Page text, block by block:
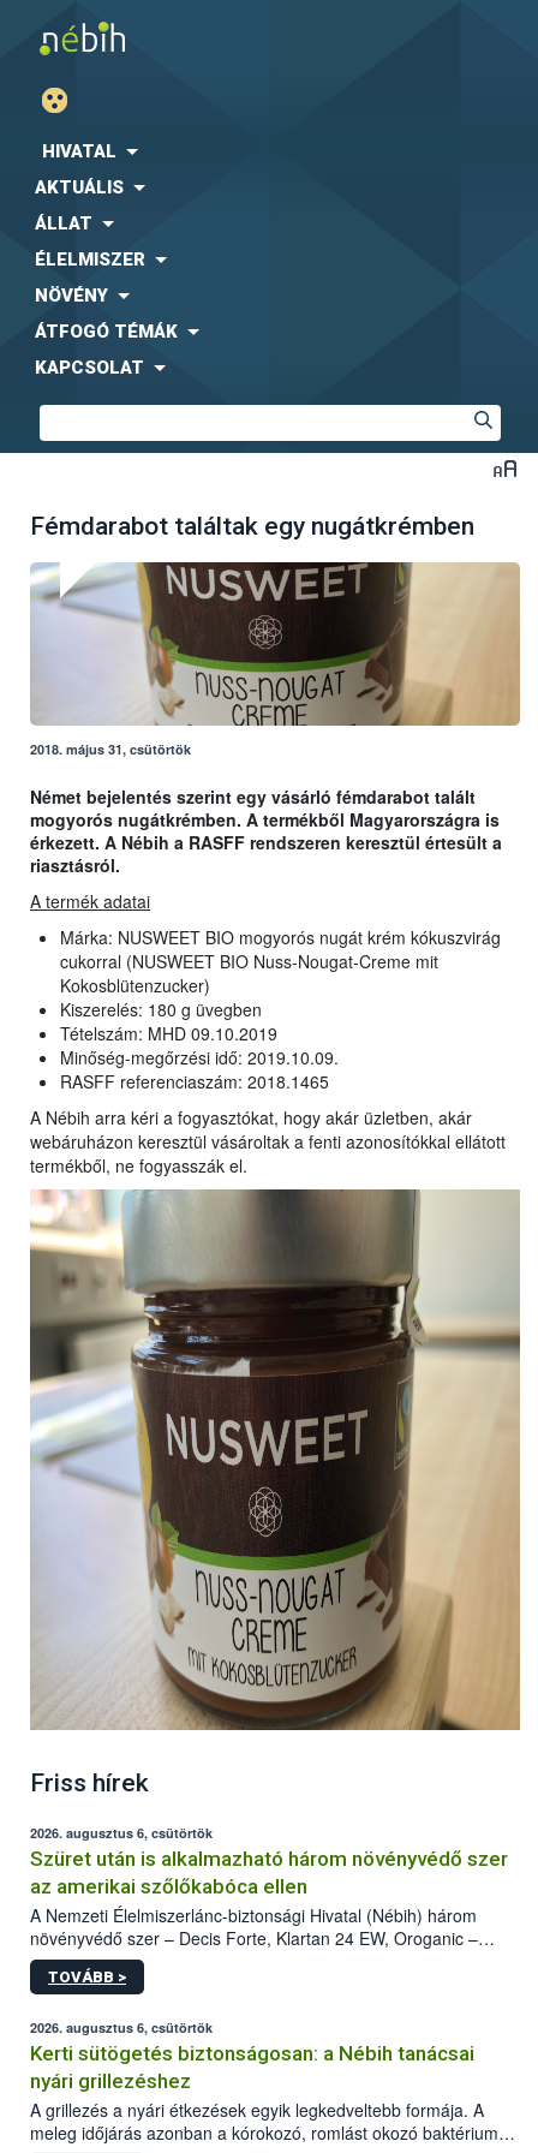
HIVATAL
AKTUÁLIS
ÁLLAT
ÉLELMISZER
NÖVÉNY
ÁTFOGÓ TÉMÁK
KAPCSOLAT
Fémdarabot találtak egy nugátkrémben
2018. május 31, csütörtök
Német bejelentés szerint egy vásárló fémdarabot talált
mogyorós nugátkrémben. A termékből Magyarországra is
érkezett. A Nébih a RASFF rendszeren keresztül értesült a
riasztásról.
A termék adatai
Márka: NUSWEET BIO mogyorós nugát krém kókuszvirág
cukorral (NUSWEET BIO Nuss-Nougat-Creme mit
Kokosblütenzucker)
Kiszerelés: 180 g üvegben
Tételszám: MHD 09.10.2019
Minőség-megőrzési idő: 2019.10.09.
RASFF referenciaszám: 2018.1465
A Nébih arra kéri a fogyasztókat, hogy akár üzletben, akár
webáruházon keresztül vásároltak a fenti azonosítókkal ellátott
termékből, ne fogyasszák el.
Friss hírek
2026. augusztus 6, csütörtök
Szüret után is alkalmazható három növényvédő szer
az amerikai szőlőkabóca ellen
A Nemzeti Élelmiszerlánc-biztonsági Hivatal (Nébih) három
növényvédő szer – Decis Forte, Klartan 24 EW, Oroganic –
engedélyokiratát módosította, így azok a szüretet követően,
egészen a vesszőérettség (BBCH 91) stádiumáig
érésű szőlőkben is legyen lehetőség a károsító elleni további
védekezésre. Az Oroganic készítmény kis kiszerelésben kiskerti
felhasználók számára is elérhető és ökológiai termesztésben is
engedélyezett.
TOVÁBB >
2026. augusztus 6, csütörtök
Kerti sütögetés biztonságosan: a Nébih tanácsai
nyári grillezéshez
A grillezés a nyári étkezések egyik legkedveltebb formája. A
meleg időjárás azonban a kórokozó, romlást okozó baktériumok